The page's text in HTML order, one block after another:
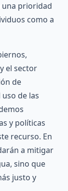
una prioridad
como a
el sector
de
de las
y políticas
recurso. En
a mitigar
sino que
justo y